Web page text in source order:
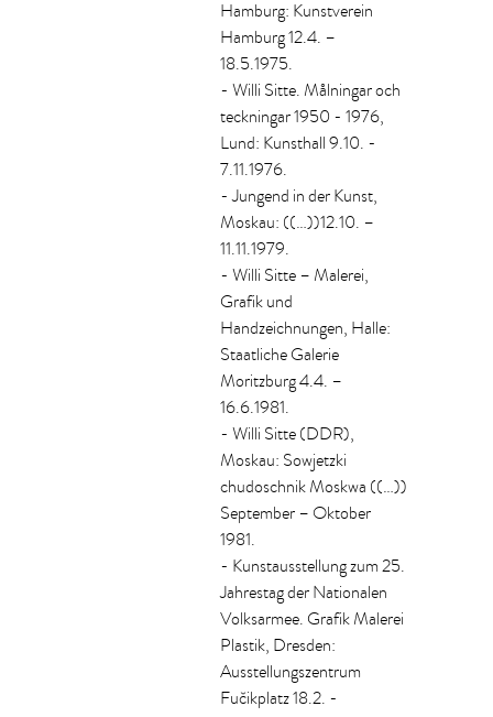
Hamburg: Kunstverein
Hamburg 12.4. –
18.5.1975.
- Willi Sitte. Målningar och
teckningar 1950 - 1976,
Lund: Kunsthall 9.10. -
7.11.1976.
- Jungend in der Kunst,
Moskau: ((…))12.10. –
11.11.1979.
- Willi Sitte – Malerei,
Grafik und
Handzeichnungen, Halle:
Staatliche Galerie
Moritzburg 4.4. –
16.6.1981.
- Willi Sitte (DDR),
Moskau: Sowjetzki
chudoschnik Moskwa ((…))
September – Oktober
1981.
- Kunstausstellung zum 25.
Jahrestag der Nationalen
Volksarmee. Grafik Malerei
Plastik, Dresden:
Ausstellungszentrum
Fučikplatz 18.2. -